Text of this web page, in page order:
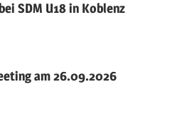
SDM U18 in Koblenz
am 26.09.2026